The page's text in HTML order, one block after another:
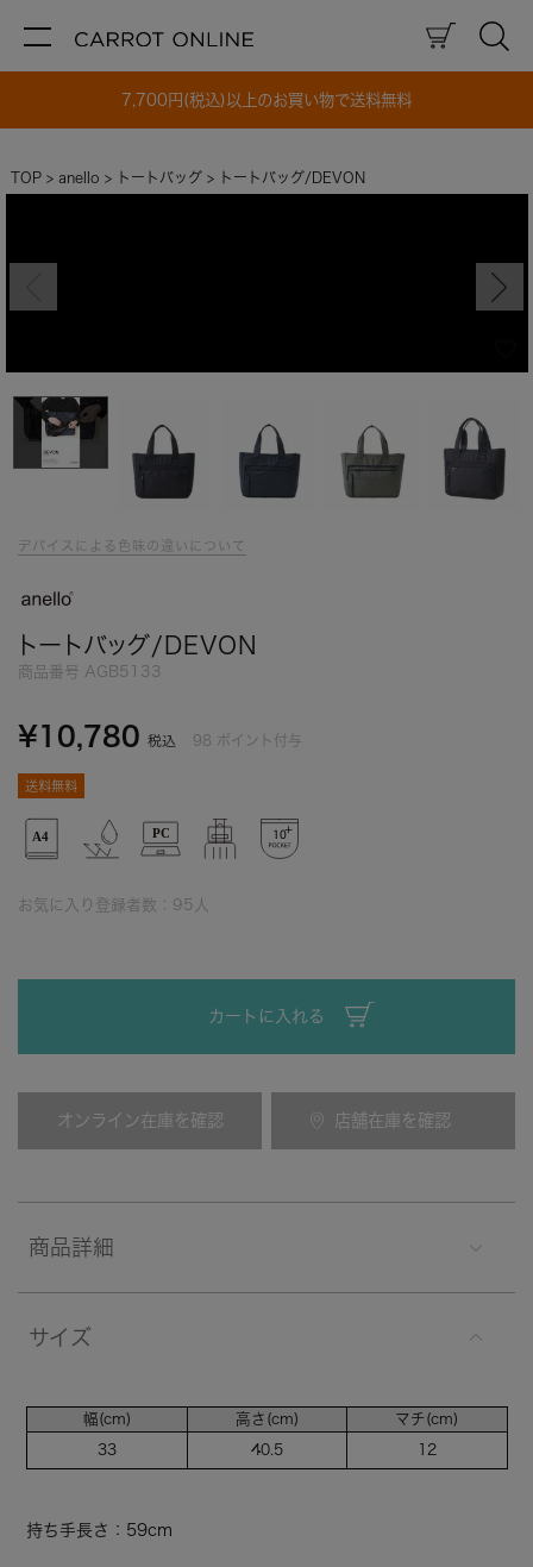
7,700円(税込)以上のお買い物で送料無料
TOP anello トートバッグ トートバッグ/DEVON
デバイスによる色味の違いについて
トートバッグ/DEVON
商品番号 AGB5133
¥10,780 税込 98 ポイント付与
送料無料
お気に入り登録者数： 95 人
カートに入れる
オンライン在庫を確認 店舗在庫を確認
商品詳細
サイズ
幅(cm)
33
高さ(cm)
40.5
マチ(cm)
12
持ち手長さ：59cm